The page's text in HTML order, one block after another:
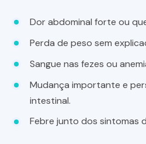
Dor abdominal forte ou
Perda de peso sem
Sangue nas fezes ou
Mudança importante e
intestinal.
Febre junto dos sintomas